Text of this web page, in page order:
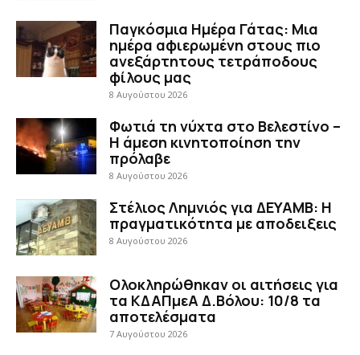
Παγκόσμια Ημέρα Γάτας: Μια
ημέρα αφιερωμένη στους πιο
ανεξάρτητους τετράποδους
φίλους μας
8 Αυγούστου 2026
Φωτιά τη νύχτα στο Βελεστίνο –
Η άμεση κινητοποίηση την
πρόλαβε
8 Αυγούστου 2026
Στέλιος Λημνιός για ΔΕΥΑΜΒ: Η
πραγματικότητα με αποδειξεις
8 Αυγούστου 2026
Ολοκληρώθηκαν οι αιτήσεις για
τα ΚΔΑΠμεΑ Δ.Βόλου: 10/8 τα
αποτελέσματα
7 Αυγούστου 2026